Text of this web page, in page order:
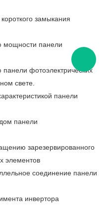
замыкания
мощности панели
фотоэлектрических
свете.
панели
панели
зарезервированного
элементов
соединение панели
инвертора